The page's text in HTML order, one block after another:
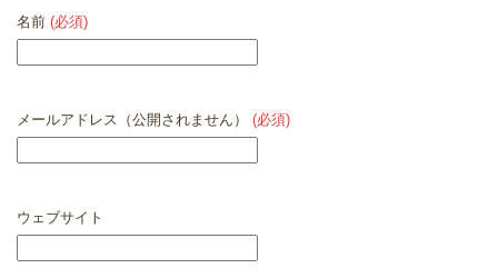
名前 (必須)
メールアドレス（公開されません） (必須)
ウェブサイト